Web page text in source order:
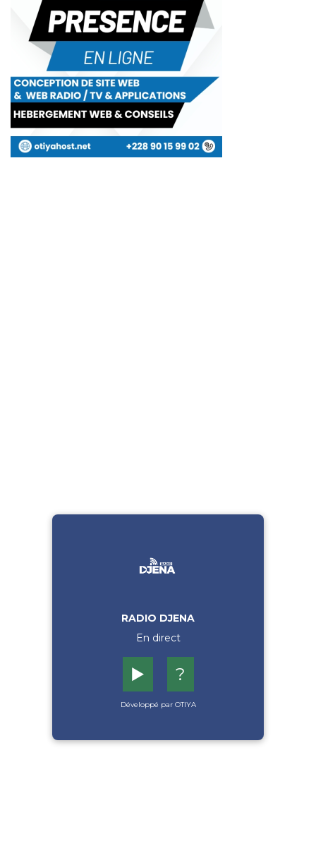
RADIO DJENA
En direct
▶️ ?
Développé par OTIYA